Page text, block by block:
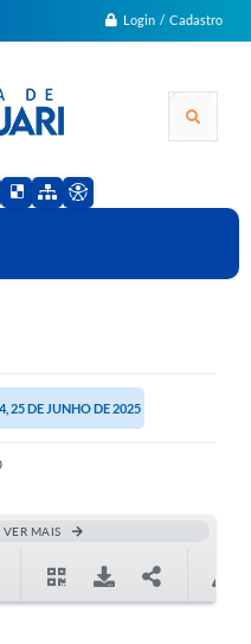
Login / Cadastro
25 DE JUNHO DE 2025
VER MAIS